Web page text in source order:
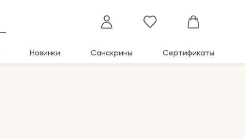
Новинки Санскрины Сертификаты